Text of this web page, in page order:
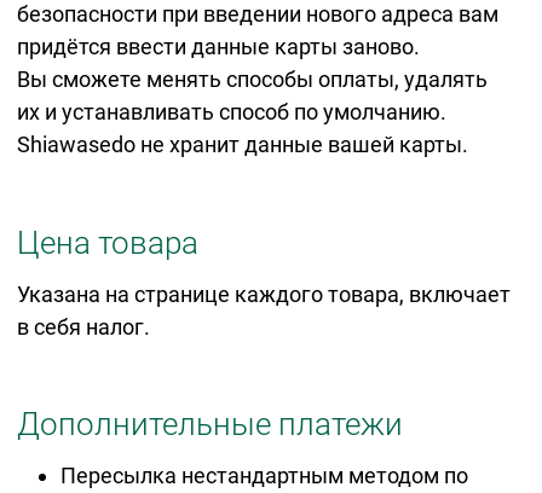
безопасности при введении нового адреса вам
придётся ввести данные карты заново.
Вы сможете менять способы оплаты, удалять
их и устанавливать способ по умолчанию.
Shiawasedo не хранит данные вашей карты.
Цена товара
Указана на странице каждого товара, включает
в себя налог.
Дополнительные платежи
Пересылка нестандартным методом по